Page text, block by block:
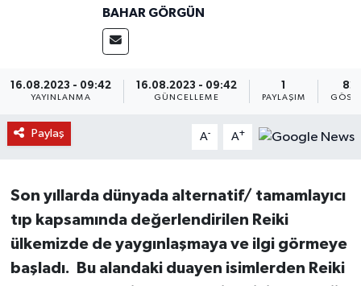
BAHAR GÖRGÜN
16.08.2023 - 09:42
YAYINLANMA
16.08.2023 - 09:42
GÜNCELLEME
1
PAYLAŞIM
Paylaş A- A+
Son yıllarda dünyada alternatif/ tamamlayıcı
tıp kapsamında değerlendirilen Reiki
ülkemizde de yaygınlaşmaya ve ilgi görmeye
başladı. Bu alandaki duayen isimlerden Reiki